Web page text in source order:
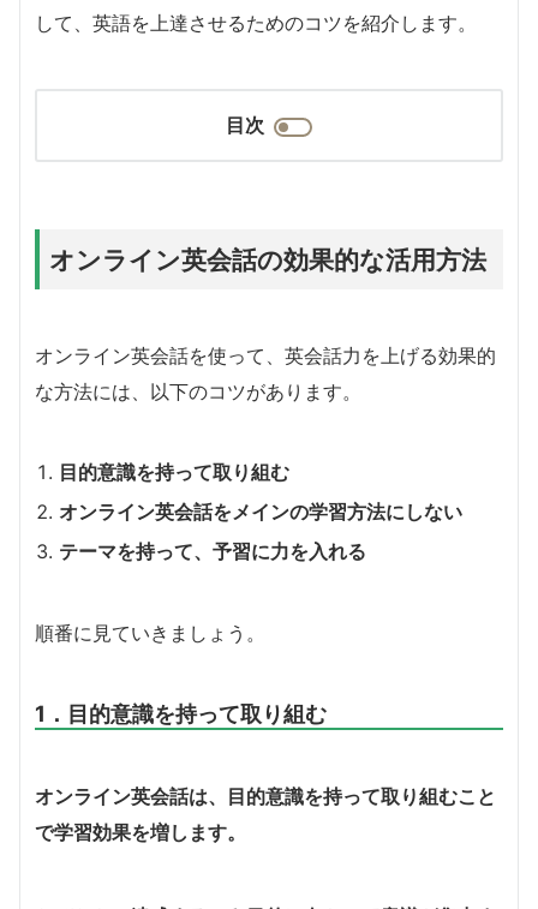
して、英語を上達させるためのコツを紹介します。
目次
オンライン英会話の効果的な活用方法
オンライン英会話を使って、英会話力を上げる効果的
な方法には、以下のコツがあります。
目的意識を持って取り組む
オンライン英会話をメインの学習方法にしない
テーマを持って、予習に力を入れる
順番に見ていきましょう。
1．目的意識を持って取り組む
オンライン英会話は、目的意識を持って取り組むこと
で学習効果を増します。